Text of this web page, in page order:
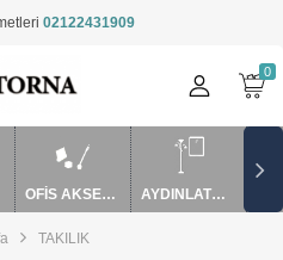
02122431909
Kategoriler
EV AKSESUARLARI
VE APARATLAR
OFİS AKSESUARLARI AYDINLATMA / EV AKSESUARLARI
TAKILIK